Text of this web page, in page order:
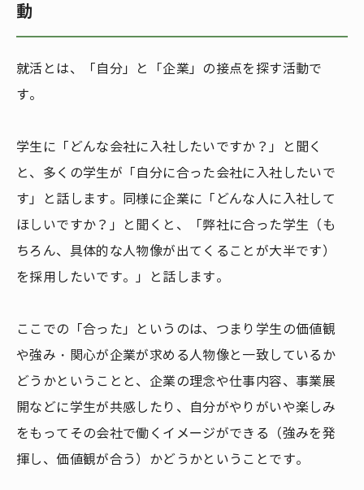
動
就活とは、「自分」と「企業」の接点を探す活動で
す。
学生に「どんな会社に入社したいですか？」と聞く
と、多くの学生が「自分に合った会社に入社したいで
す」と話します。同様に企業に「どんな人に入社して
ほしいですか？」と聞くと、「弊社に合った学生（も
ちろん、具体的な人物像が出てくることが大半です）
を採用したいです。」と話します。
ここでの「合った」というのは、つまり学生の価値観
や強み・関心が企業が求める人物像と一致しているか
どうかということと、企業の理念や仕事内容、事業展
開などに学生が共感したり、自分がやりがいや楽しみ
をもってその会社で働くイメージができる（強みを発
揮し、価値観が合う）かどうかということです。